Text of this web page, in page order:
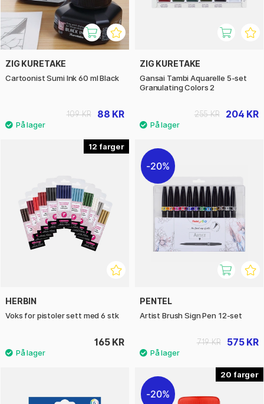
ZIG KURETAKE
Cartoonist Sumi Ink 60 ml Black
88 KR
109 KR
ZIG KURETAKE
Gansai Tambi Aquarelle 5-set
Granulating Colors 2
204 KR
255 KR
12
HERBIN
Voks for pistoler sett med 6 stk
165 KR
20%
PENTEL
Artist Brush Sign Pen 12-set
575 KR
719 KR
20
20%